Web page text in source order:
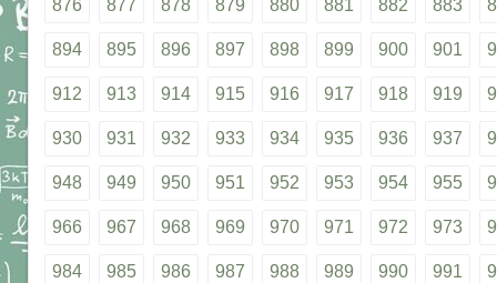
876 877 878 879 880 881 882 883
894 895 896 897 898 899 900 901
912 913 914 915 916 917 918 919
930 931 932 933 934 935 936 937
948 949 950 951 952 953 954 955
966 967 968 969 970 971 972 973
984 985 986 987 988 989 990 991